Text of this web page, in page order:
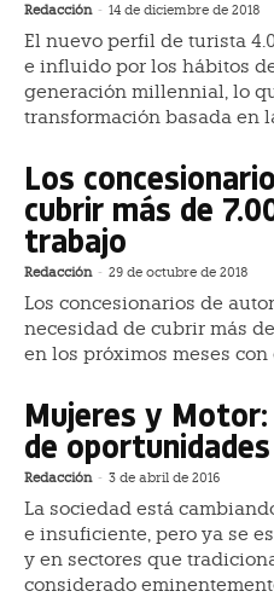
Redacción - 14 de diciembre de 2018
El nuevo perfil de turista
e influido por los hábitos
generación millennial, lo
transformación basada en
Los
cubrir más de
trabajo
Redacción - 29 de octubre de 2018
Los concesionarios de
necesidad de cubrir más
en los próximos meses
Mujeres y
de oportunidades
Redacción - 3 de abril de 2016
La sociedad está
e insuficiente, pero ya se
y en sectores que
considerado